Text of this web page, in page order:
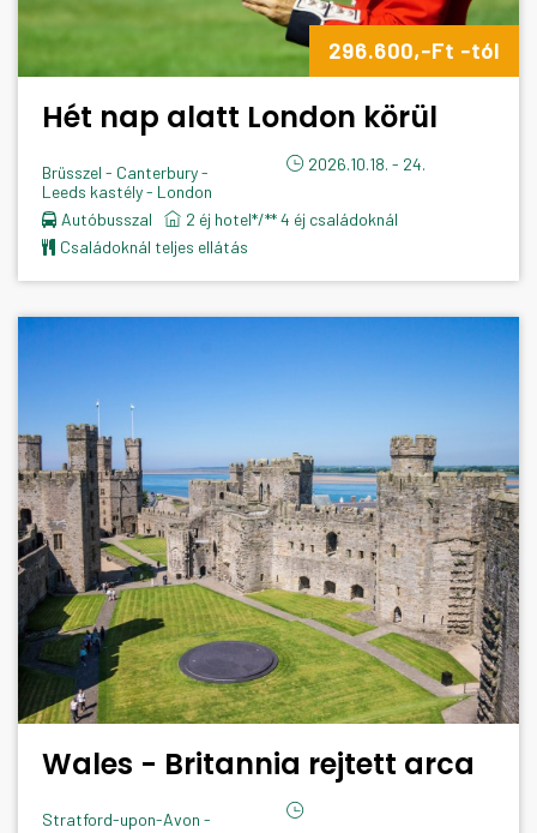
296.600,-Ft -tól
Hét nap alatt London körül
Brüsszel - Canterbury -
Leeds kastély - London
2026.10.18. - 24.
Autóbusszal
2 éj hotel*/** 4 éj családoknál
családoknál teljes ellátás
Wales - Britannia rejtett arca
Stratford-upon-Avon -